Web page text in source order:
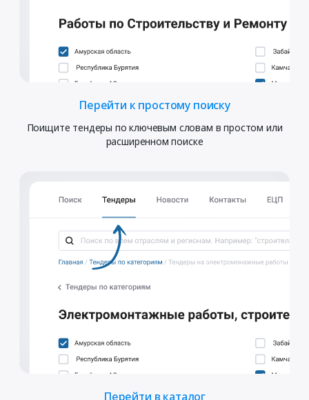
Перейти к простому поиску
Поищите тендеры по ключевым словам в простом или
расширенном поиске
Перейти в каталог